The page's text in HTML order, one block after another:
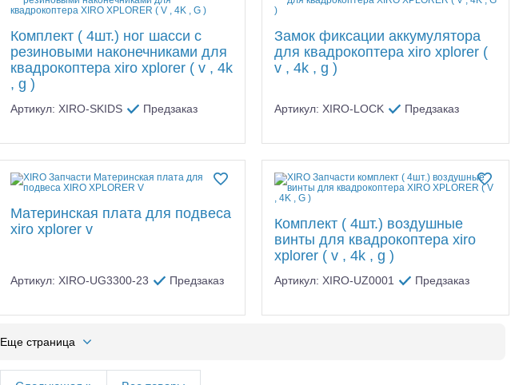
Комплект ( 4шт.) ног шасси c
резиновыми наконечниками для
квадрокоптера xiro xplorer ( v , 4k
, g )
Артикул: XIRO-SKIDS Предзаказ
Замок фиксации аккумулятора
для квадрокоптера xiro xplorer (
v , 4k , g )
Артикул: XIRO-LOCK Предзаказ
Материнская плата для подвеса
xiro xplorer v
Артикул: XIRO-UG3300-23 Предзаказ
Комплект ( 4шт.) воздушные
винты для квадрокоптера xiro
xplorer ( v , 4k , g )
Артикул: XIRO-UZ0001 Предзаказ
Еще страница